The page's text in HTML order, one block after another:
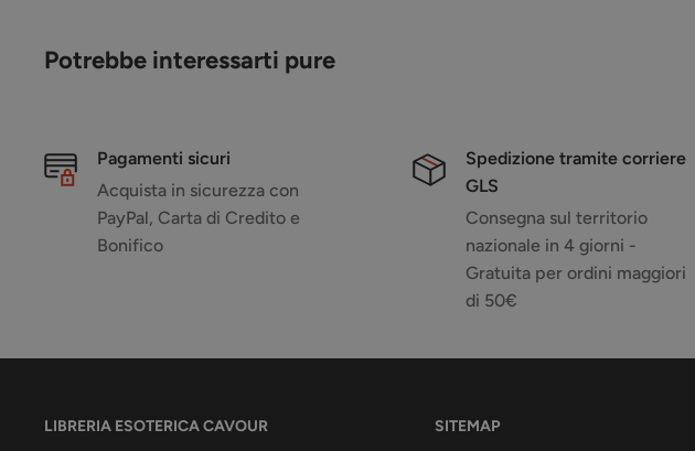
Potrebbe interessarti pure
Pagamenti sicuri
Acquista in sicurezza con
PayPal, Carta di Credito e
Bonifico
Spedizione tramite corriere
GLS
Consegna sul territorio
nazionale in 4 giorni -
Gratuita per ordini maggiori
di 50€
LIBRERIA ESOTERICA CAVOUR SITEMAP